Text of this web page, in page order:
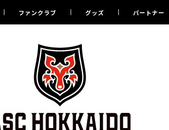
ファンクラブ グッズ パートナー